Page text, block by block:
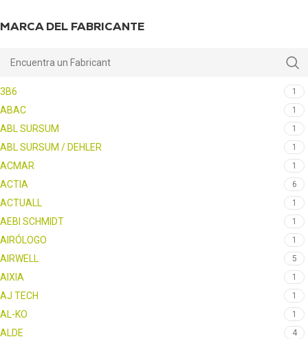
MARCA DEL FABRICANTE
3B6 1
ABAC 1
ABL SURSUM 1
ABL SURSUM / DEHLER 1
ACMAR 1
ACTIA 6
ACTUALL 1
AEBI SCHMIDT 1
AIRÓLOGO 1
AIRWELL 5
AIXIA 1
AJ TECH 1
AL-KO 1
ALDE 4